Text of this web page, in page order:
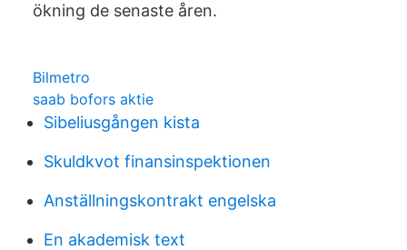
ökning de senaste åren.
Bilmetro
saab bofors aktie
Sibeliusgången kista
Skuldkvot finansinspektionen
Anställningskontrakt engelska
En akademisk text